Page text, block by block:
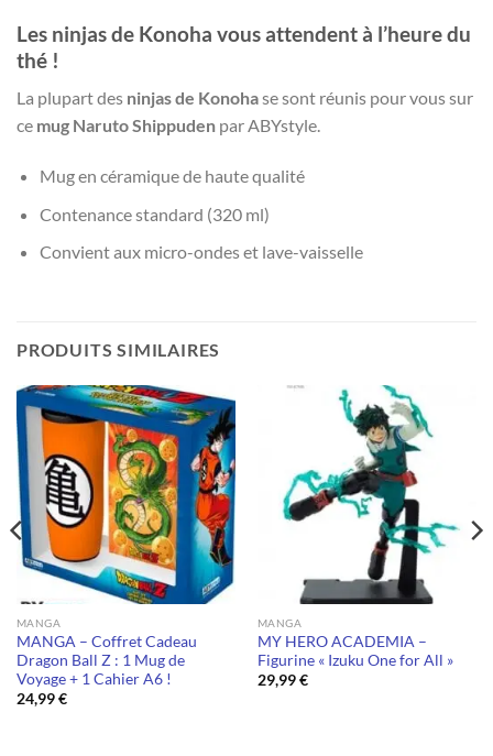
Les ninjas de Konoha vous attendent à l’heure du
thé !
La plupart des ninjas de Konohase sont réunis pour vous sur
ce mug Naruto Shippuden par ABYstyle.
Mug en céramique de haute qualité
Contenance standard (320 ml)
Convient aux micro-ondes et lave-vaisselle
PRODUITS SIMILAIRES
MANGA
MANGA – Coffret Cadeau
Dragon Ball Z : 1 Mug de
Voyage + 1 Cahier A6 !
24,99€
MANGA
MY HERO ACADEMIA –
Figurine « Izuku One for All »
29,99€